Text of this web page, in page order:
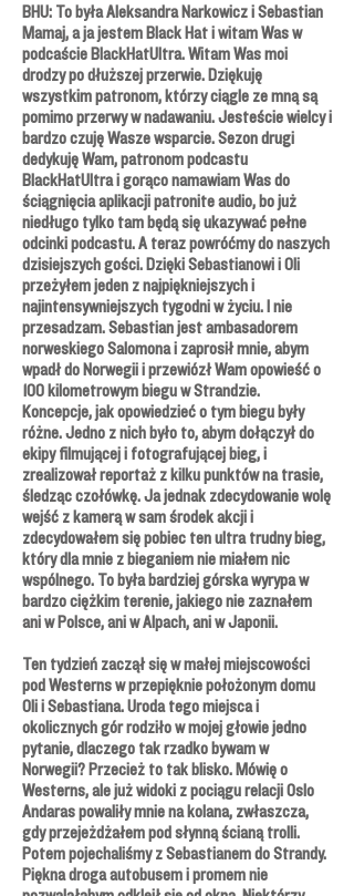
BHU: To była Aleksandra Narkowicz i Sebastian
Mamaj, a ja jestem Black Hat i witam Was w
podcaście BlackHatUltra. Witam Was moi
drodzy po dłuższej przerwie. Dziękuję
wszystkim patronom, którzy ciągle ze mną są
pomimo przerwy w nadawaniu. Jesteście wielcy i
bardzo czuję Wasze wsparcie. Sezon drugi
dedykuję Wam, patronom podcastu
BlackHatUltra i gorąco namawiam Was do
ściągnięcia aplikacji patronite audio, bo już
niedługo tylko tam będą się ukazywać pełne
odcinki podcastu. A teraz powróćmy do naszych
dzisiejszych gości. Dzięki Sebastianowi i Oli
przeżyłem jeden z najpiękniejszych i
najintensywniejszych tygodni w życiu. I nie
przesadzam. Sebastian jest ambasadorem
norweskiego Salomona i zaprosił mnie, abym
wpadł do Norwegii i przewiózł Wam opowieść o
100 kilometrowym biegu w Strandzie.
Koncepcje, jak opowiedzieć o tym biegu były
różne. Jedno z nich było to, abym dołączył do
ekipy filmującej i fotografującej bieg, i
zrealizował reportaż z kilku punktów na trasie,
śledząc czołówkę. Ja jednak zdecydowanie wolę
wejść z kamerą w sam środek akcji i
zdecydowałem się pobiec ten ultra trudny bieg,
który dla mnie z bieganiem nie miałem nic
wspólnego. To była bardziej górska wyrypa w
bardzo ciężkim terenie, jakiego nie zaznałem
ani w Polsce, ani w Alpach, ani w Japonii.
Ten tydzień zaczął się w małej miejscowości
pod Westerns w przepięknie położonym domu
Oli i Sebastiana. Uroda tego miejsca i
okolicznych gór rodziło w mojej głowie jedno
pytanie, dlaczego tak rzadko bywam w
Norwegii? Przecież to tak blisko. Mówię o
Westerns, ale już widoki z pociągu relacji Oslo
Andaras powaliły mnie na kolana, zwłaszcza,
gdy przejeżdżałem pod słynną ścianą trolli.
Potem pojechaliśmy z Sebastianem do Strandy.
Piękna droga autobusem i promem nie